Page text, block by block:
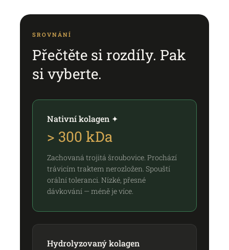
SROVNÁNÍ
Přečtěte si rozdíly. Pak
si vyberte.
Nativní kolagen ✦
> 300 kDa
Zachovaná trojitá šroubovice. Prochází
trávicím traktem nerozložen. Spouští
orální toleranci. Nízké, přesné
dávkování — méně je více.
Hydrolyzovaný kolagen